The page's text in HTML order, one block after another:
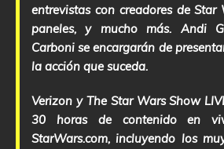
entrevistas con creadores de Star
paneles, y mucho más. Andi
Carboni se encargarán de
la acción que suceda.
Verizon y The Star Wars Show
30 horas de contenido en
StarWars.com, incluyendo los